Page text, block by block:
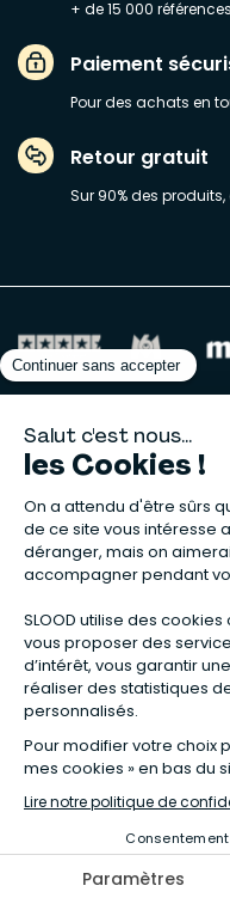
+ de 15 000
Paiement
Pour des achats en
Retour gratuit
Sur 90% des
A propos de nous
Qui sommes-nous ?
Notre charte
Recrutement RH
Vendre sur Slood
Slood Pro
Mentions légales
Conditions générales